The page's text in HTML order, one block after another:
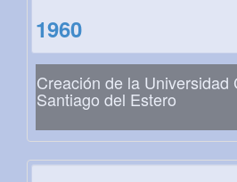
1960
Creación de la Universidad
Santiago del Estero